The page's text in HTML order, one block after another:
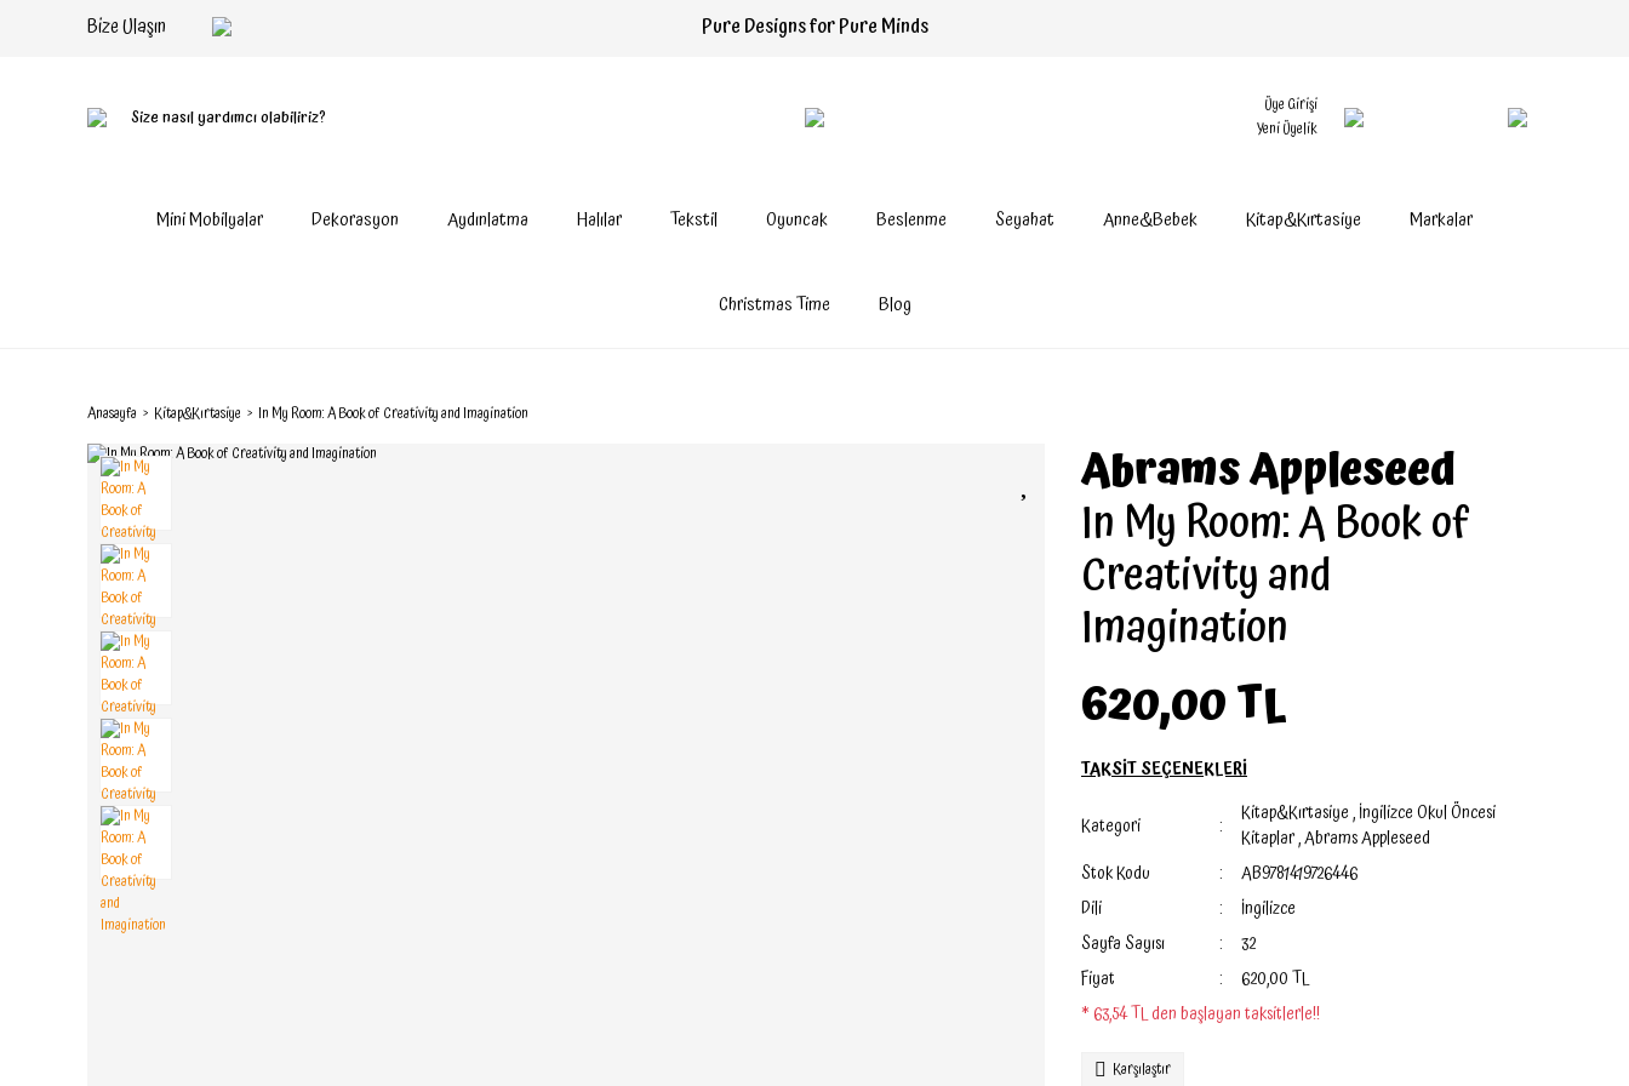
Bize Ulaşın Pure Designs for Pure Minds
Size nasıl yardımcı olabiliriz?
Üye Girişi
Yeni Üyelik
Mini Mobilyalar Dekorasyon Aydınlatma Halılar Tekstil Oyuncak Beslenme Seyahat Anne&Bebek Kitap&Kırtasiye Markalar
Christmas Time Blog
Anasayfa Kitap&Kırtasiye In My Room: A Book of Creativity and Imagination
Abrams Appleseed
In My Room: A Book of
Creativity and
Imagination
620,00 TL
TAKSİT SEÇENEKLERİ
Kategori Kitap&Kırtasiye,İngilizce Okul Öncesi
Kitaplar,Abrams Appleseed
Stok Kodu
AB9781419726446
Dili
İngilizce
Sayfa Sayısı
32
Fiyat
620,00 TL
* 63,54 TL den başlayan taksitlerle!!
Karşılaştır